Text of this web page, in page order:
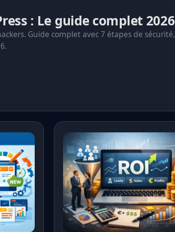
: Le guide complet 2026
Guide complet avec 7 étapes de sécurité,